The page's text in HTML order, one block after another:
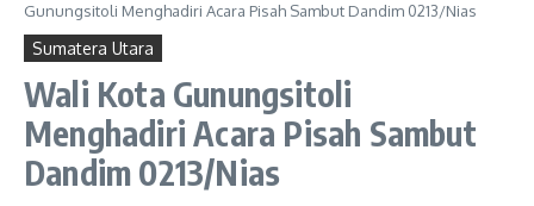
Gunungsitoli Menghadiri Acara Pisah Sambut Dandim 0213/Nias
Sumatera Utara
Wali Kota Gunungsitoli
Menghadiri Acara Pisah Sambut
Dandim 0213/Nias